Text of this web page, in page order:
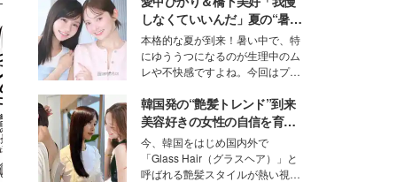
デルの宮城舞と島村雄大の特別対
談をお届け！それぞれの視点か
ら、今作ならではの魅力や予想外
の感動をもたらす奥深いストーリ
ーについて熱く語り合ってもらっ
た。
しなくていいんだ」夏の“暑さ
対策”の新しい選択肢とは？
本格的な夏が到来！暑い中で、特
にゆううつになるのが生理中のム
レや不快感ですよね。今回はプラ
モデル・愛甲ひかりさんと橋下美
好さんを迎えて本音で女子会トー
ク。猛暑のお出かけを快適に過ご
すヒントや、2人が感動した夏の
生理の新常識にも迫りました。
韓国発の“艶髪トレンド”到来
美容好きの女性の自信を育む
「ヘアケア事情」って？
今、韓国をはじめ国内外で
「Glass Hair（グラスヘア）」と
呼ばれる艶髪スタイルが熱い視線